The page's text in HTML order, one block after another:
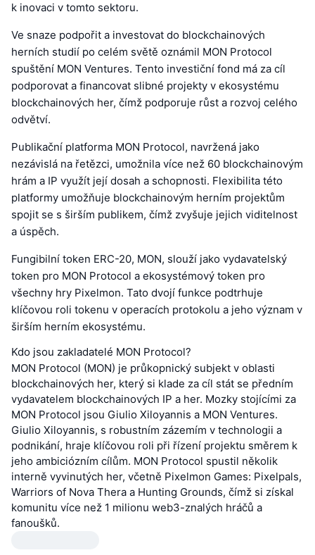
k inovaci v tomto sektoru.
Ve snaze podpořit a investovat do blockchainových
herních studií po celém světě oznámil MON Protocol
spuštění MON Ventures. Tento investiční fond má za cíl
podporovat a financovat slibné projekty v ekosystému
blockchainových her, čímž podporuje růst a rozvoj celého
odvětví.
Publikační platforma MON Protocol, navržená jako
nezávislá na řetězci, umožnila více než 60 blockchainovým
hrám a IP využít její dosah a schopnosti. Flexibilita této
platformy umožňuje blockchainovým herním projektům
spojit se s širším publikem, čímž zvyšuje jejich viditelnost
a úspěch.
Fungibilní token ERC-20, MON, slouží jako vydavatelský
token pro MON Protocol a ekosystémový token pro
všechny hry Pixelmon. Tato dvojí funkce podtrhuje
klíčovou roli tokenu v operacích protokolu a jeho význam v
širším herním ekosystému.
Kdo jsou zakladatelé MON Protocol?
MON Protocol (MON) je průkopnický subjekt v oblasti
blockchainových her, který si klade za cíl stát se předním
vydavatelem blockchainových IP a her. Mozky stojícími za
MON Protocol jsou Giulio Xiloyannis a MON Ventures.
Giulio Xiloyannis, s robustním zázemím v technologii a
podnikání, hraje klíčovou roli při řízení projektu směrem k
jeho ambiciózním cílům. MON Protocol spustil několik
interně vyvinutých her, včetně Pixelmon Games: Pixelpals,
Warriors of Nova Thera a Hunting Grounds, čímž si získal
komunitu více než 1 milionu web3-znalých hráčů a
fanoušků.